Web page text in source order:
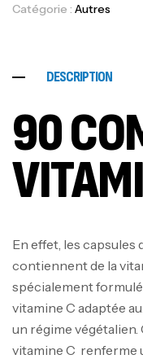
Catégorie : Autres
DESCRIPTION
90
En effet, les
contiennent de la
spécialement
vitamine C adaptée
un régime
vitamine C renferme